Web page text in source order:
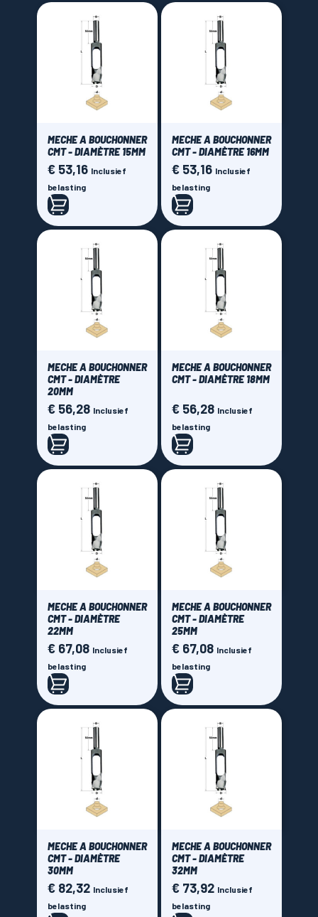
MECHE A BOUCHONNER
CMT - DIAMÈTRE 15MM
Prijs
€ 53,16 Inclusief
belasting
MECHE A BOUCHONNER
CMT - DIAMÈTRE 16MM
Prijs
€ 53,16 Inclusief
belasting
MECHE A BOUCHONNER
CMT - DIAMÈTRE
20MM
Prijs
€ 56,28 Inclusief
belasting
MECHE A BOUCHONNER
CMT - DIAMÈTRE 18MM
Prijs
€ 56,28 Inclusief
belasting
MECHE A BOUCHONNER
CMT - DIAMÈTRE
22MM
Prijs
€ 67,08 Inclusief
belasting
MECHE A BOUCHONNER
CMT - DIAMÈTRE
25MM
Prijs
€ 67,08 Inclusief
belasting
MECHE A BOUCHONNER
CMT - DIAMÈTRE
30MM
Prijs
€ 82,32 Inclusief
belasting
MECHE A BOUCHONNER
CMT - DIAMÈTRE
32MM
Prijs
€ 73,92 Inclusief
belasting